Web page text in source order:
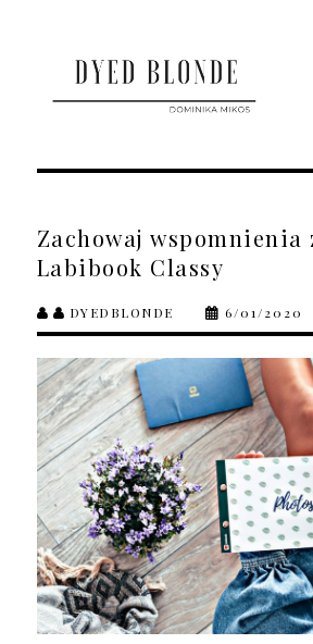
Zachowaj
Labibook Classy
DYEDBLONDE 6/01/2020